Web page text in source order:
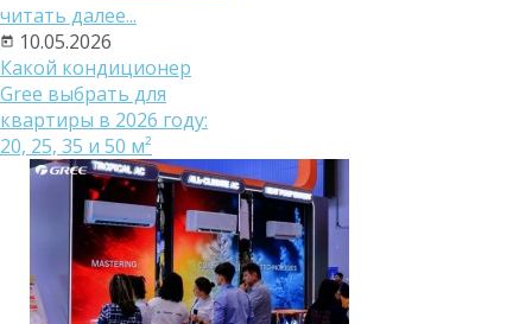
читать далее...
10.05.2026
Какой кондиционер
Gree выбрать для
квартиры в 2026 году:
20, 25, 35 и 50 м²